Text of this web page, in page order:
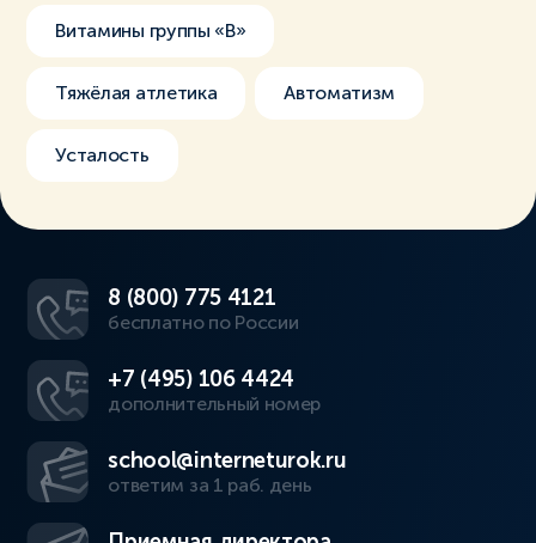
Витамины группы «В»
Тяжёлая атлетика Автоматизм
Усталость
8 (800) 775 4121
бесплатно по России
+7 (495) 106 4424
дополнительный номер
school@interneturok.ru
ответим за 1 раб. день